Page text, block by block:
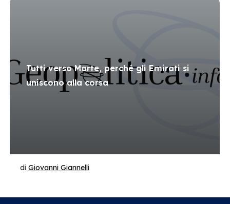
Tutti verso Marte, perché gli Emirati si
uniscono alla corsa
di Giovanni Giannelli